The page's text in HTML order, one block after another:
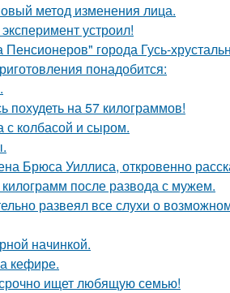
метод изменения лица.
устроил!
города Гусь-
понадобится:
похудеть на 57 килограммов!
с колбасой и сыром.
Брюса Уиллиса, откровенно
после развода с мужем.
развеял все слухи о
начинкой.
кефире.
ищет любящую семью!